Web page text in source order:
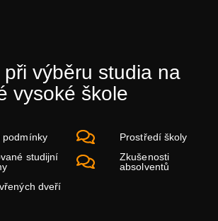
při výběru studia na
vysoké škole
podmínky
studijní
dveří
Prostředí školy
Zkušenosti
absolventů